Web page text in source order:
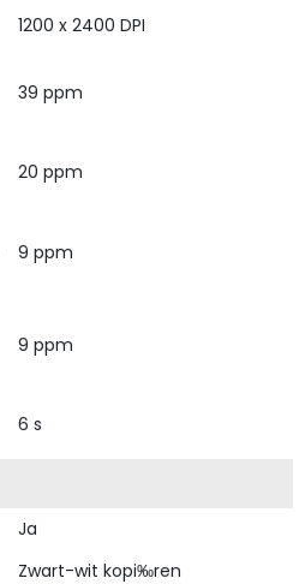
1200 x 2400 DPI
39 ppm
20 ppm
9 ppm
9 ppm
6 s
Ja
Zwart-wit kopi‰ren